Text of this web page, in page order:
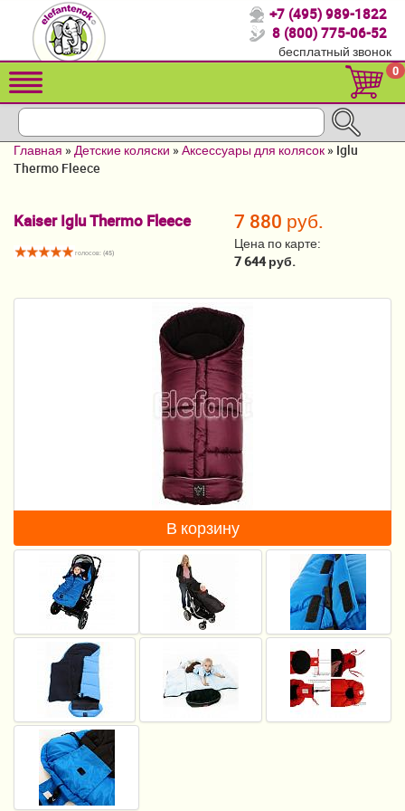
Спасибо, что выбрали нас!
Распродажа!
Детские коляски
Кроватки для новорожденных
Мебель и аксессуары
Постельные принадлежности
Манежи
Безопасность ребенка
Ходунки и прыгунки
Игры и развитие
Принадлежности для выписки
Сумки для мам и детей
Кенгуру и слинги
+7 (495) 989-1822
8 (800) 775-06-52
бесплатный звонок
0
Главная »Детские коляски »Аксессуары для колясок » Iglu
Thermo Fleece
Kaiser Iglu Thermo Fleece
голосов: (45)
7 880 руб.
Цена по карте:
7 644 руб.
В корзину